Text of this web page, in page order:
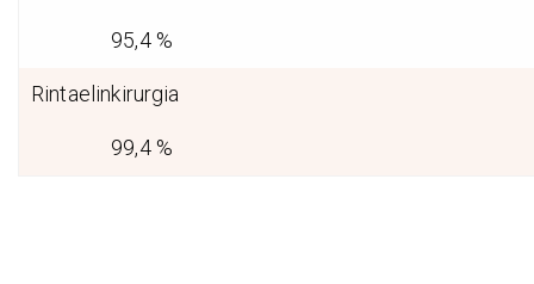
95,4 %
Rintaelinkirurgia
99,4 %